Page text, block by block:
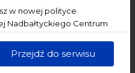
w nowej polityce
Nadbałtyckiego Centrum
bezpieczny, z należytą
przepisami.
Przejdź do serwisu
edukatorkę i pasjonatkę
zajęcia kreatywne,
plastyczne.